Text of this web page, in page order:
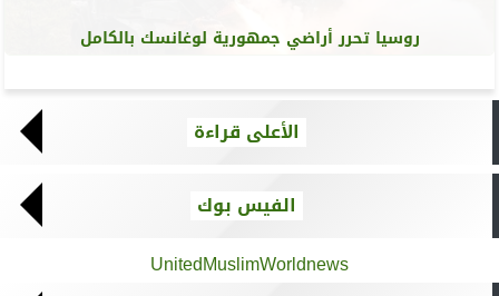
روسيا تحرر أراضي جمهورية لوغانسك بالكامل
الأعلى قراءة
الفيس بوك
UnitedMuslimWorldnews